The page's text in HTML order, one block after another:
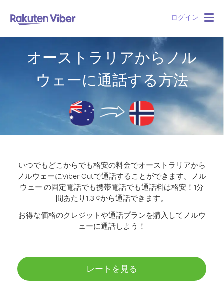
ログイン
オーストラリアからノル
ウェーに通話する方法
いつでもどこからでも格安の料金でオーストラリアから
ノルウェーにViber Outで通話することができます。
ノル
ウェー の固定電話でも携帯電話でも通話料は格安！1分
間あたり1.3 ¢から通話できます。
お得な価格のクレジットや通話プランを購入してノルウ
ェーに通話しよう！
レートを見る